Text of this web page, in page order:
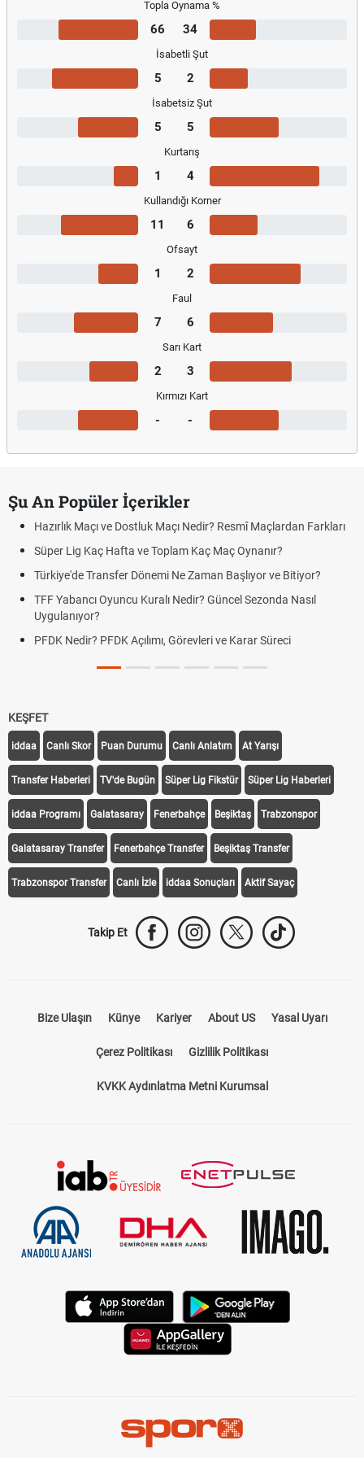
Topla Oynama %
66 34
İsabetli Şut
5 2
İsabetsiz Şut
5 5
Kurtarış
1 4
Kullandığı Korner
11 6
Ofsayt
1 2
Faul
7 6
Sarı Kart
2 3
Kırmızı Kart
- -
Şu An Popüler İçerikler
Hazırlık Maçı ve Dostluk Maçı Nedir? Resmî Maçlardan Farkları
Süper Lig Kaç Hafta ve Toplam Kaç Maç Oynanır?
Türkiye'de Transfer Dönemi Ne Zaman Başlıyor ve Bitiyor?
TFF Yabancı Oyuncu Kuralı Nedir? Güncel Sezonda Nasıl
Uygulanıyor?
PFDK Nedir? PFDK Açılımı, Görevleri ve Karar Süreci
KEŞFET
iddaa Canlı Skor Puan Durumu Canlı Anlatım At Yarışı
Transfer Haberleri TV'de Bugün Süper Lig Fikstür Süper Lig Haberleri
iddaa Programı Galatasaray Fenerbahçe Beşiktaş Trabzonspor
Galatasaray Transfer Fenerbahçe Transfer Beşiktaş Transfer
Trabzonspor Transfer Canlı İzle iddaa Sonuçları Aktif Sayaç
Takip Et
Bize Ulaşın Künye Kariyer About US Yasal Uyarı
Çerez Politikası Gizlilik Politikası
KVKK Aydınlatma Metni Kurumsal